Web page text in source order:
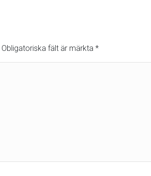
Obligatoriska fält är märkta *